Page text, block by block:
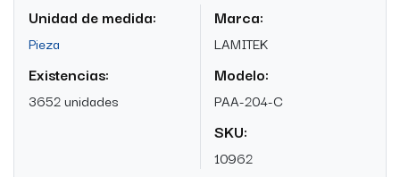
Unidad de medida:
Pieza
Existencias:
3652 unidades
Marca:
LAMITEK
Modelo:
PAA-204-C
SKU:
10962